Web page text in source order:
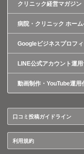
クリニック経営マガジン
病院・クリニック ホー
Googleビジネスプロフ
LINE公式アカウント運用
動画制作・YouTube運
口コミ投稿ガイドライン
利用規約